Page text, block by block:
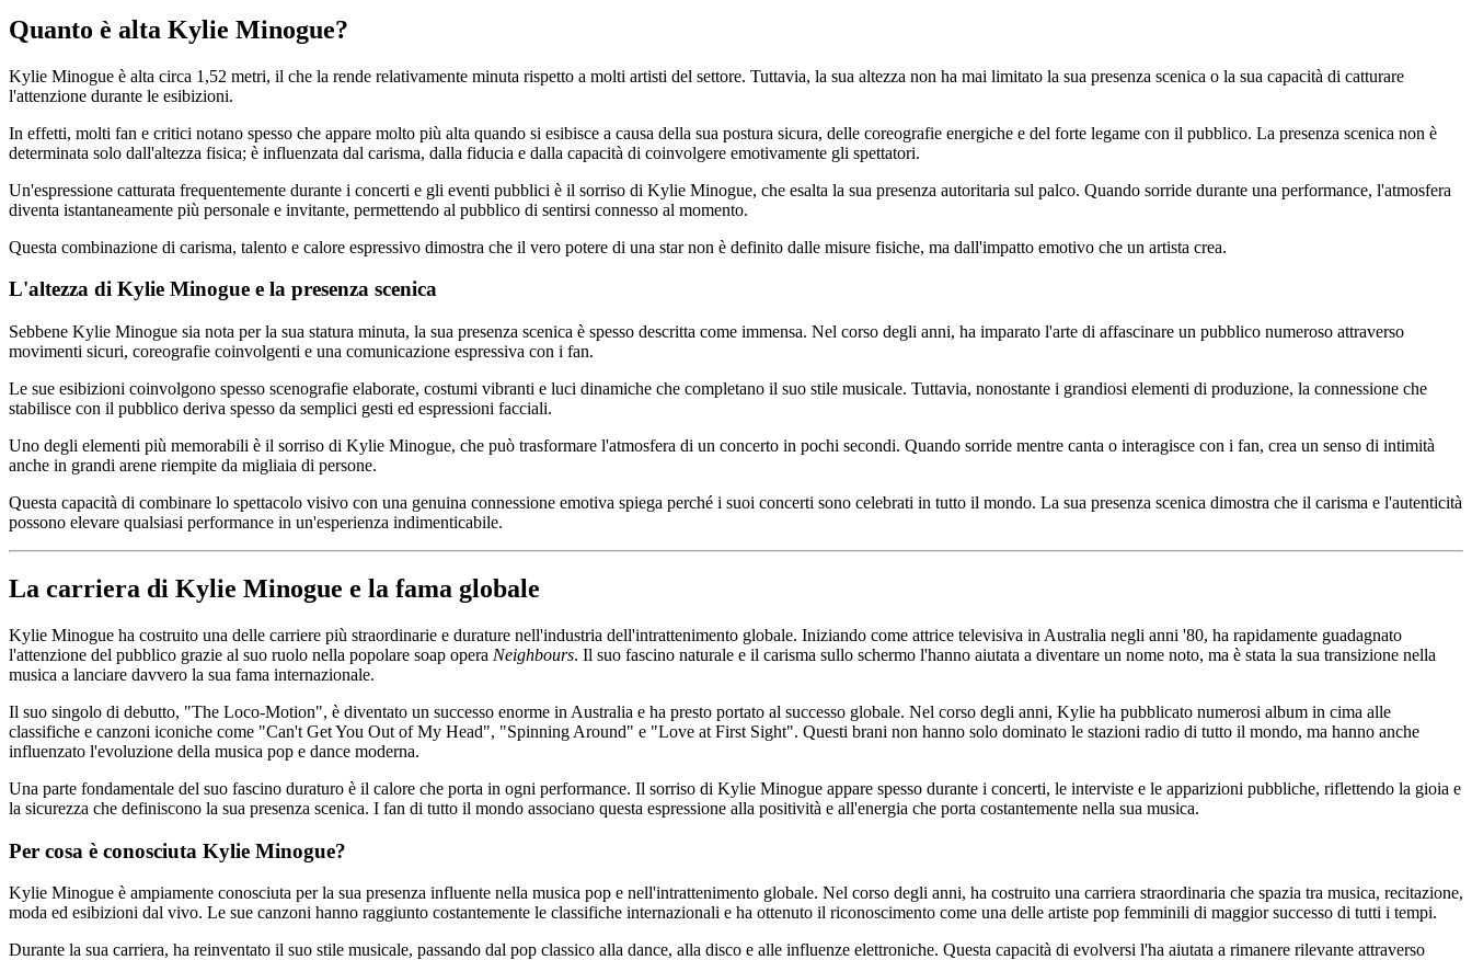
Quanto è alta Kylie Minogue?
Kylie Minogue è alta circa 1,52 metri, il che la rende relativamente minuta rispetto a molti artisti del settore. Tuttavia, la sua altezza non ha mai limitato la sua presenza scenica o la sua capacità di catturare
l'attenzione durante le esibizioni.
In effetti, molti fan e critici notano spesso che appare molto più alta quando si esibisce a causa della sua postura sicura, delle coreografie energiche e del forte legame con il pubblico. La presenza scenica non è
determinata solo dall'altezza fisica; è influenzata dal carisma, dalla fiducia e dalla capacità di coinvolgere emotivamente gli spettatori.
Un'espressione catturata frequentemente durante i concerti e gli eventi pubblici è il sorriso di Kylie Minogue, che esalta la sua presenza autoritaria sul palco. Quando sorride durante una performance, l'atmosfera
diventa istantaneamente più personale e invitante, permettendo al pubblico di sentirsi connesso al momento.
Questa combinazione di carisma, talento e calore espressivo dimostra che il vero potere di una star non è definito dalle misure fisiche, ma dall'impatto emotivo che un artista crea.
L'altezza di Kylie Minogue e la presenza scenica
Sebbene Kylie Minogue sia nota per la sua statura minuta, la sua presenza scenica è spesso descritta come immensa. Nel corso degli anni, ha imparato l'arte di affascinare un pubblico numeroso attraverso
movimenti sicuri, coreografie coinvolgenti e una comunicazione espressiva con i fan.
Le sue esibizioni coinvolgono spesso scenografie elaborate, costumi vibranti e luci dinamiche che completano il suo stile musicale. Tuttavia, nonostante i grandiosi elementi di produzione, la connessione che
stabilisce con il pubblico deriva spesso da semplici gesti ed espressioni facciali.
Uno degli elementi più memorabili è il sorriso di Kylie Minogue, che può trasformare l'atmosfera di un concerto in pochi secondi. Quando sorride mentre canta o interagisce con i fan, crea un senso di intimità
anche in grandi arene riempite da migliaia di persone.
Questa capacità di combinare lo spettacolo visivo con una genuina connessione emotiva spiega perché i suoi concerti sono celebrati in tutto il mondo. La sua presenza scenica dimostra che il carisma e l'autenticità
possono elevare qualsiasi performance in un'esperienza indimenticabile.
La carriera di Kylie Minogue e la fama globale
Kylie Minogue ha costruito una delle carriere più straordinarie e durature nell'industria dell'intrattenimento globale. Iniziando come attrice televisiva in Australia negli anni '80, ha rapidamente guadagnato
l'attenzione del pubblico grazie al suo ruolo nella popolare soap opera Neighbours. Il suo fascino naturale e il carisma sullo schermo l'hanno aiutata a diventare un nome noto, ma è stata la sua transizione nella
musica a lanciare davvero la sua fama internazionale.
Il suo singolo di debutto, "The Loco-Motion", è diventato un successo enorme in Australia e ha presto portato al successo globale. Nel corso degli anni, Kylie ha pubblicato numerosi album in cima alle
classifiche e canzoni iconiche come "Can't Get You Out of My Head", "Spinning Around" e "Love at First Sight". Questi brani non hanno solo dominato le stazioni radio di tutto il mondo, ma hanno anche
influenzato l'evoluzione della musica pop e dance moderna.
Una parte fondamentale del suo fascino duraturo è il calore che porta in ogni performance. Il sorriso di Kylie Minogue appare spesso durante i concerti, le interviste e le apparizioni pubbliche, riflettendo la gioia e
la sicurezza che definiscono la sua presenza scenica. I fan di tutto il mondo associano questa espressione alla positività e all'energia che porta costantemente nella sua musica.
Per cosa è conosciuta Kylie Minogue?
Kylie Minogue è ampiamente conosciuta per la sua presenza influente nella musica pop e nell'intrattenimento globale. Nel corso degli anni, ha costruito una carriera straordinaria che spazia tra musica, recitazione,
moda ed esibizioni dal vivo. Le sue canzoni hanno raggiunto costantemente le classifiche internazionali e ha ottenuto il riconoscimento come una delle artiste pop femminili di maggior successo di tutti i tempi.
Durante la sua carriera, ha reinventato il suo stile musicale, passando dal pop classico alla dance, alla disco e alle influenze elettroniche. Questa capacità di evolversi l'ha aiutata a rimanere rilevante attraverso